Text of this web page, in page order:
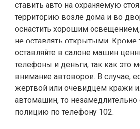
ставить авто на охраняемую
территорию возле дома и во
оснастить хорошим
не оставлять открытыми. Кроме
оставляйте в салоне машин
телефоны и деньги, так как это
внимание автоворов. В случае,
жертвой или очевидцем кражи
автомашин, то незамедлительно
полицию по телефону 102.